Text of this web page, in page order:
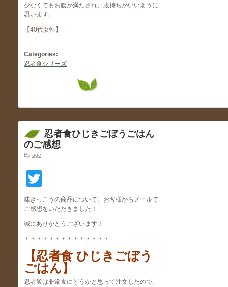
少なくてもお腹が満たされ、腹持ちがいいように
思います。
【40代女性】
Categories:
忍者食シリーズ
忍者食ひじきごぼうごはん
のご感想
By agc
味きっこうの商品について、お客様からメールで
ご感想をいただきました！
誠にありがとうございます！
＊＊＊＊＊＊＊＊＊＊＊＊＊＊
【忍者食 ひじきごぼう
ごはん】
忍者飯は非常食にどうかと思って注文したので、